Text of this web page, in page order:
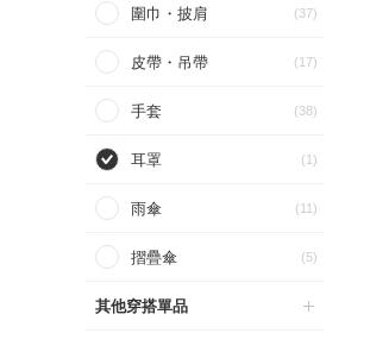
圍巾・披肩 (37)
皮帶・吊帶 (17)
手套 (38)
耳罩 (1)
雨傘 (11)
摺疊傘 (5)
其他穿搭單品